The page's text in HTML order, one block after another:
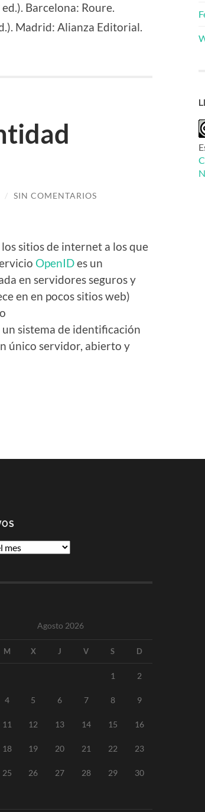
ed.). Barcelona: Roure.
Madrid: Alianza Editorial.
/ SIN COMENTARIOS
sitios de internet a los que
OpenIDes un
en servidores seguros y
en en pocos sitios web)
sistema de identificación
único servidor, abierto y
Agosto 2026
M X J V S D
1 2
4 5 6 7 8 9
11 12 13 14 15 16
18 19 20 21 22 23
25 26 27 28 29 30